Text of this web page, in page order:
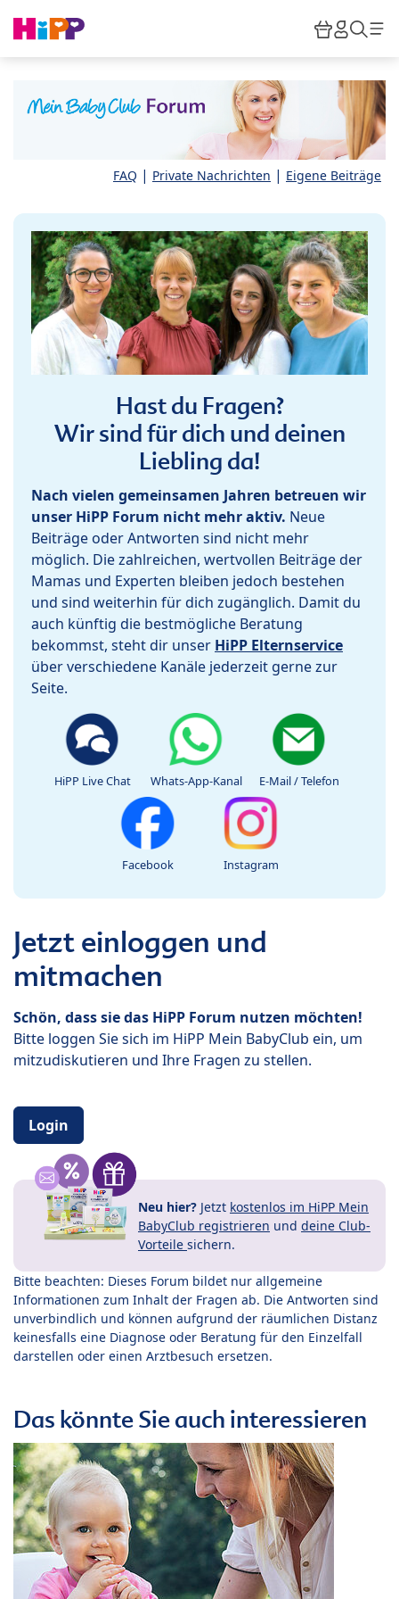
HiPP
FAQ | Private Nachrichten | Eigene Beiträge
Hast du Fragen?
Wir sind für dich und deinen
Liebling da!
Nach vielen gemeinsamen Jahren betreuen wir
unser HiPP Forum nicht mehr aktiv. Neue
Beiträge oder Antworten sind nicht mehr
möglich. Die zahlreichen, wertvollen Beiträge der
Mamas und Experten bleiben jedoch bestehen
und sind weiterhin für dich zugänglich. Damit du
auch künftig die bestmögliche Beratung
bekommst, steht dir unser HiPP Elternservice
über verschiedene Kanäle jederzeit gerne zur
Seite.
HiPP Live Chat Whats-App-Kanal E-Mail / Telefon
Facebook Instagram
Jetzt einloggen und
mitmachen
Schön, dass sie das HiPP Forum nutzen möchten!
Bitte loggen Sie sich im HiPP Mein BabyClub ein, um
mitzudiskutieren und Ihre Fragen zu stellen.
Login
Neu hier? Jetzt kostenlos im HiPP Mein
BabyClub registrieren und deine Club-
Vorteile sichern.
Bitte beachten: Dieses Forum bildet nur allgemeine
Informationen zum Inhalt der Fragen ab. Die Antworten sind
unverbindlich und können aufgrund der räumlichen Distanz
keinesfalls eine Diagnose oder Beratung für den Einzelfall
darstellen oder einen Arztbesuch ersetzen.
Das könnte Sie auch interessieren